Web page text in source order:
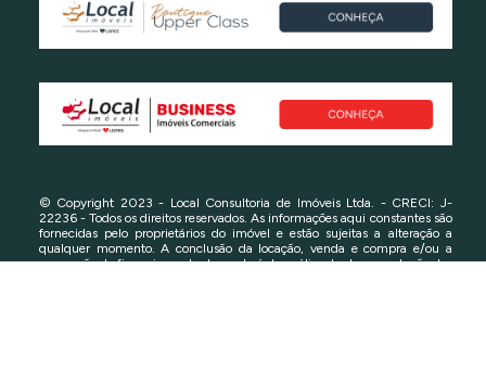
© Copyright 2023 - Local Consultoria de Imóveis Ltda. - CRECI: J-
22236 - Todos os direitos reservados. As informações aqui constantes são
fornecidas pelo proprietários do imóvel e estão sujeitas a alteração a
qualquer momento. A conclusão da locação, venda e compra e/ou a
concessão de financiamento dependerá da análise da documentação das